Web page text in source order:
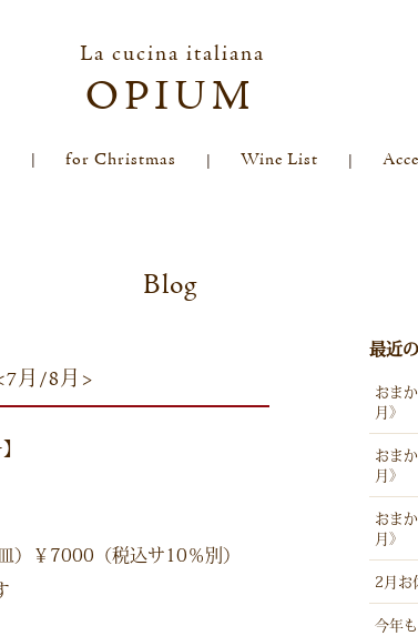
La cucina italiana
OPIUM
for Christmas Wine List
Blog
月/8月>
￥7000（税込サ10％別）
最近
おま
月》
おま
月》
おま
月》
2月お
今年